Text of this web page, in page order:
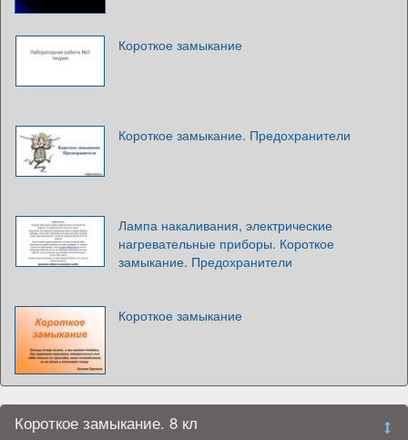
Короткое замыкание
Короткое замыкание. Предохранители
Лампа накаливания, электрические
нагревательные приборы. Короткое
замыкание. Предохранители
Короткое замыкание
Короткое замыкание. 8 кл